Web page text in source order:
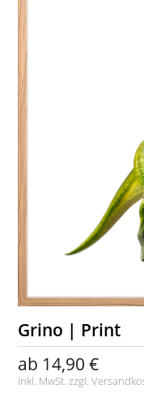
Grino | Print
ab 14,90 €
inkl. MwSt. zzgl.